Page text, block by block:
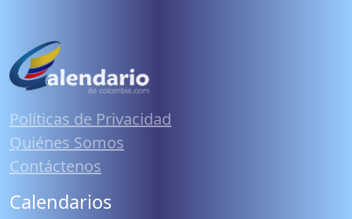
Políticas de Privacidad
Quiénes Somos
Contáctenos
Calendarios